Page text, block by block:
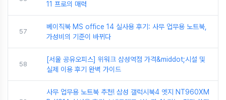
11 프로의 매력
57
베이직북 MS office 14 실사용 후기: 사무 업무용 노트북,
가성비의 기준이 바뀌다
58
[서울 공유오피스] 위워크 삼성역점 가격&middot;시설 및
실제 이용 후기 완벽 가이드
사무 업무용 노트북 추천! 삼성 갤럭시북4 엣지 NT960XM